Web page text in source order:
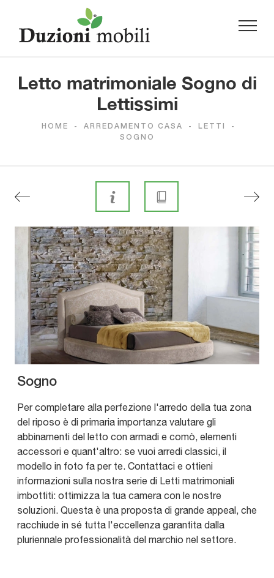
Letto matrimoniale Sogno di
Lettissimi
HOME - ARREDAMENTO CASA - LETTI
-
SOGNO
Sogno
Per completare alla perfezione l'arredo della tua zona
del riposo è di primaria importanza valutare gli
abbinamenti del letto con armadi e comò, elementi
accessori e quant'altro: se vuoi arredi classici, il
modello in foto fa per te. Contattaci e ottieni
informazioni sulla nostra serie di Letti matrimoniali
imbottiti: ottimizza la tua camera con le nostre
soluzioni. Questa è una proposta di grande appeal, che
racchiude in sé tutta l'eccellenza garantita dalla
pluriennale professionalità del marchio nel settore.